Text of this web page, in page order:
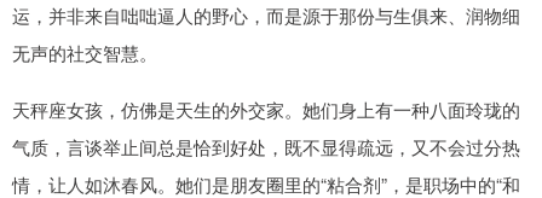
运，并非来自咄咄逼人的野心，而是源于那份与生俱来、润物细
无声的社交智慧。
天秤座女孩，仿佛是天生的外交家。她们身上有一种八面玲珑的
气质，言谈举止间总是恰到好处，既不显得疏远，又不会过分热
情，让人如沐春风。她们是朋友圈里的“粘合剂”，是职场中的“和